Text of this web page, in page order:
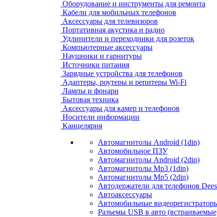
Оборудование и инструменты для ремонта
Кабели для мобильных телефонов
Аксессуары для телевизоров
Портативная акустика и радио
Удлинители и переходники для розеток
Компьютерные аксессуары
Наушники и гарнитуры
Источники питания
Зарядные устройства для телефонов
Адаптеры, роутеры и репитеры Wi-Fi
Лампы и фонари
Бытовая техника
Аксессуары для камер и телефонов
Носители информации
Канцелярия
Автомагнитолы Android (1din)
Автомобильное ПЗУ
Автомагнитолы Android (2din)
Автомагнитолы Mp3 (1din)
Автомагнитолы Mp5 (2din)
Автодержатели для телефонов
Автоаксессуары
Автомобильные
Разъемы USB в авто